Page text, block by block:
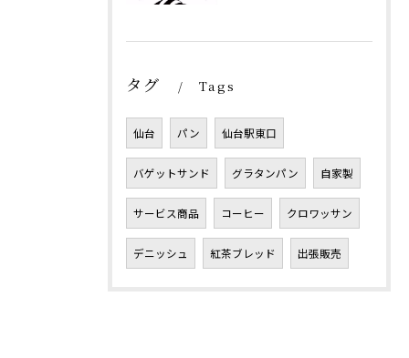
タグ Tags
仙台 パン 仙台駅東口
バゲットサンド グラタンパン 自家製
サービス商品 コーヒー クロワッサン
デニッシュ 紅茶ブレッド 出張販売